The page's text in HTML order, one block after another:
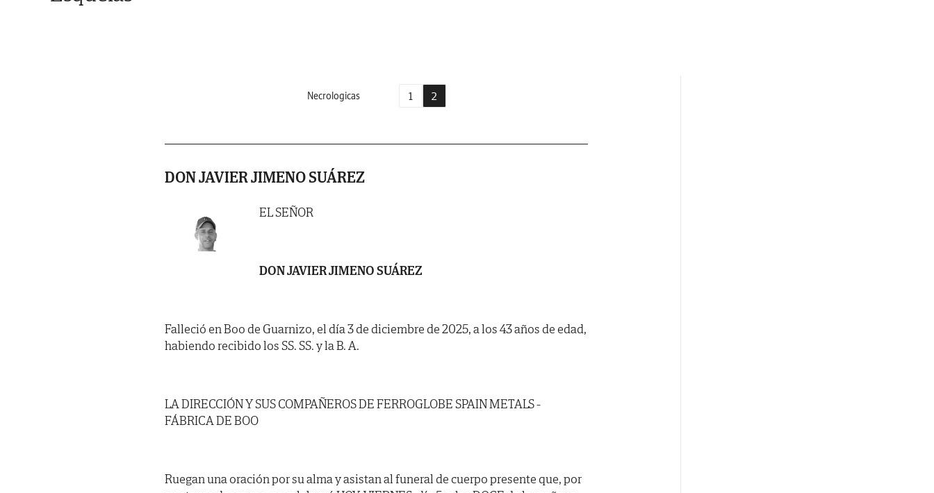
Necrologicas 1 2
DON JAVIER JIMENO SUÁREZ
EL SEÑOR
DON JAVIER JIMENO SUÁREZ
Falleció en Boo de Guarnizo, el día 3 de diciembre de 2025, a los 43 años de edad,
habiendo recibido los SS. SS. y la B. A.
LA DIRECCIÓN Y SUS COMPAÑEROS DE FERROGLOBE SPAIN METALS -
FÁBRICA DE BOO
Ruegan una oración por su alma y asistan al funeral de cuerpo presente que, por